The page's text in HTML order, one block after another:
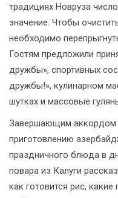
традициях Новруза
значение. Чтобы
необходимо
Гостям предложили
дружбы», спортивных
дружбы!», кулинарном
шутках и массовые
Завершающим аккордом
приготовлению
праздничного блюда в
повара из Калуги
как готовится рис,